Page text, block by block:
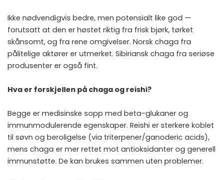
Ikke nødvendigvis bedre, men potensialt like god —
forutsatt at den er høstet riktig fra frisk bjørk, tørket
skånsomt, og fra rene omgivelser. Norsk chaga fra
pålitelige aktører er utmerket. Sibiriansk chaga fra seriøse
produsenter er også fint.
Hva er forskjellen på chaga og reishi?
Begge er medisinske sopp med beta-glukaner og
immunmodulerende egenskaper. Reishi er sterkere koblet
til søvn og beroligelse (via triterpener/ganoderic acids),
mens chaga er mer rettet mot antioksidanter og generell
immunstøtte. De kan brukes sammen uten problemer.